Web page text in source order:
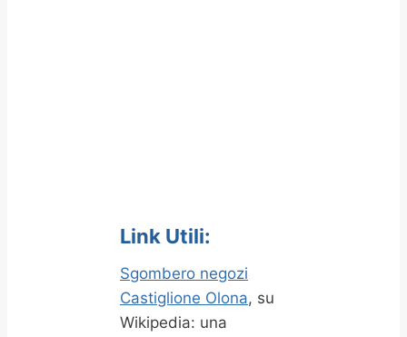
Link Utili:
Sgombero negozi
Castiglione Olona, su
Wikipedia: una